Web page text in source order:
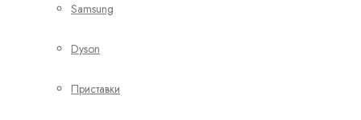
Samsung
Dyson
Приставки